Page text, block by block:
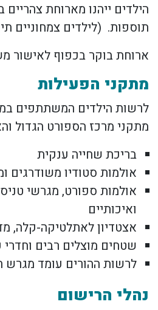
הילדים ייהנו מארוחת
תוספות. (לילדים צמחוניים
ארוחת בוקר בכפוף לאישור
מתקני הפעילות
לרשות הילדים המשתתפים
מתקני מרכז הספורט הגדול
בריכת שחייה ענקית
אולמות סטודיו משודרגים
אולמות ספורט, מגרשי
ואיכותיים
אצטדיון לאתלטיקה-קלה,
שטחים מוצלים רבים וחדרי
לרשות ההורים עומד מגרש
נהלי הרישום